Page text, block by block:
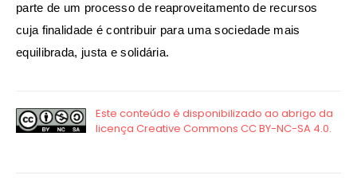
parte de um processo de reaproveitamento de recursos
cuja finalidade é contribuir para uma sociedade mais
equilibrada, justa e solidária.